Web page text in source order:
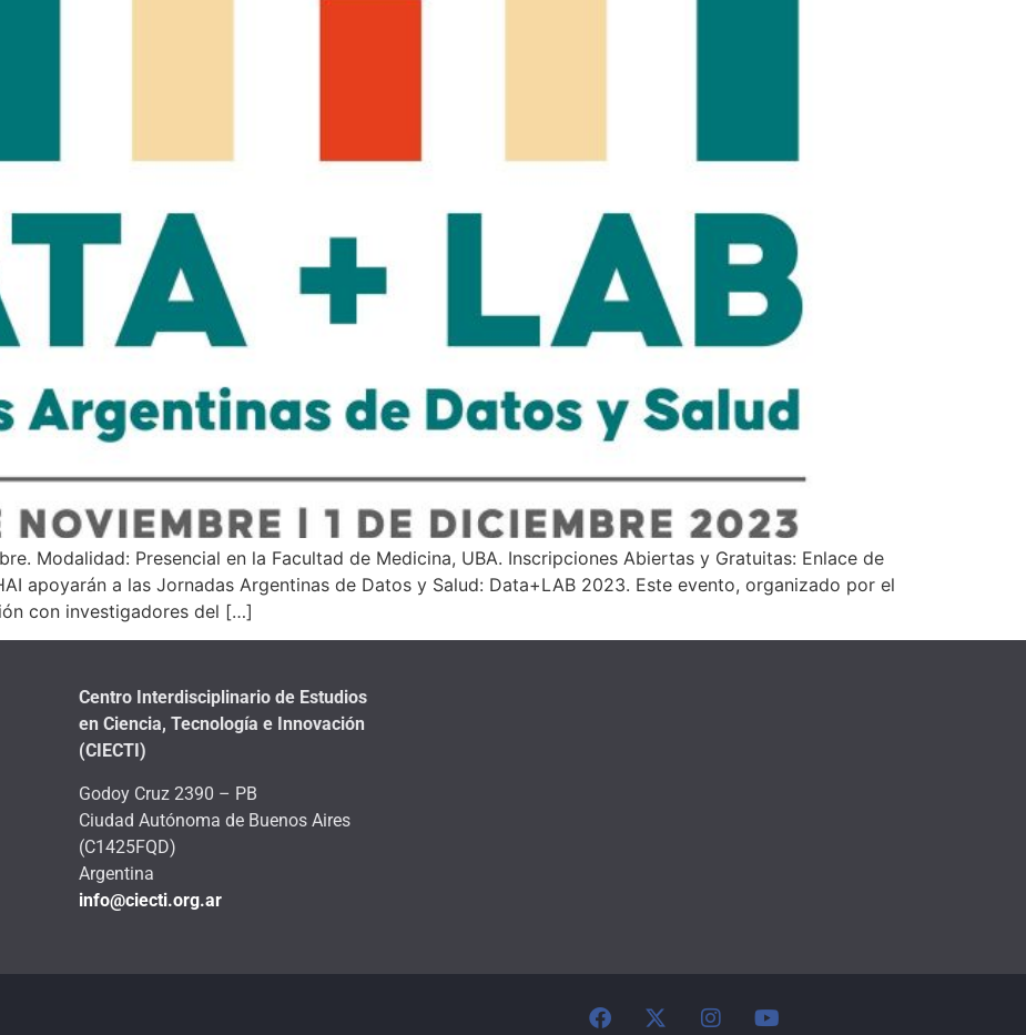
Modalidad: Presencial en la Facultad de Medicina, UBA. Inscripciones Abiertas y Gratuitas: Enlace de
apoyarán a las Jornadas Argentinas de Datos y Salud: Data+LAB 2023. Este evento, organizado por el
con investigadores del […]
Centro Interdisciplinario de Estudios
en Ciencia, Tecnología e Innovación
(CIECTI)
Godoy Cruz 2390 – PB
Ciudad Autónoma de Buenos Aires
(C1425FQD)
Argentina
info@ciecti.org.ar